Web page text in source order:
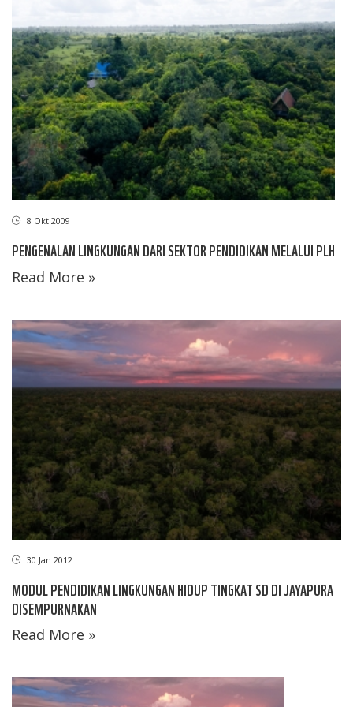
8 Okt 2009
PENGENALAN LINGKUNGAN DARI SEKTOR PENDIDIKAN MELALUI PLH
Read More »
30 Jan 2012
MODUL PENDIDIKAN LINGKUNGAN HIDUP TINGKAT SD DI JAYAPURA
DISEMPURNAKAN
Read More »